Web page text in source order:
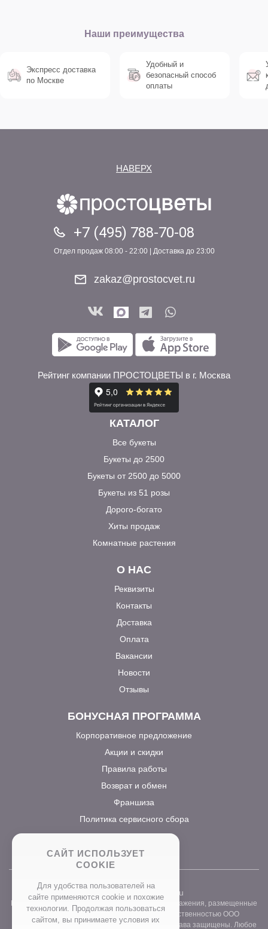
Наши преимущества
Экспресс доставка
по Москве
Удобный и
безопасный способ
оплаты
НАВЕРХ
+7 (495) 788-70-08
Отдел продаж 08:00 - 22:00 | Доставка до 23:00
zakaz@prostocvet.ru
Рейтинг компании ПРОСТОЦВЕТЫ в г. Москва
КАТАЛОГ
Все букеты
Букеты до 2500
Букеты от 2500 до 5000
Букеты из 51 розы
Дорого-богато
Хиты продаж
Комнатные растения
О НАС
Реквизиты
Контакты
Доставка
Оплата
Вакансии
Новости
Отзывы
БОНУСНАЯ ПРОГРАММА
Корпоративное предложение
Акции и скидки
Правила работы
Возврат и обмен
Франшиза
Политика сервисного сбора
www.prostocvet.ru
Вся текстовая информация и графические изображения, размещенные
на сайте интернет-магазина, являются собственностью ООО
«ПРОСТОБУКЕТ» ОГРН 1157746211248. Все права защищены. Любое
САЙТ ИСПОЛЬЗУЕТ
COOKIE
Для удобства пользователей на
сайте применяются сookie и похожие
технологии. Продолжая пользоваться
сайтом, вы принимаете условия их